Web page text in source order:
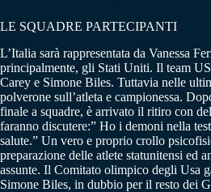
LE SQUADRE PARTECIPANTI
L’Italia sarà rappresentata da Vanessa
principalmente, gli Stati Uniti. Il team
Carey e Simone Biles. Tuttavia nelle
polverone sull’atleta e campionessa.
finale a squadre, è arrivato il ritiro con
faranno discutere:” Ho i demoni nella
salute.” Un vero e proprio crollo
preparazione delle atlete statunitensi ed
assunte. Il Comitato olimpico degli Usa
Simone Biles, in dubbio per il resto dei